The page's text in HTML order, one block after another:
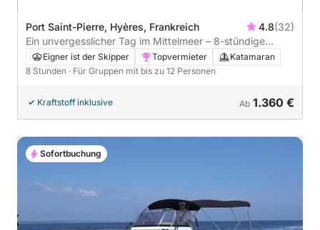
Port Saint-Pierre, Hyères, Frankreich 4.8(32)
Ein unvergesslicher Tag im Mittelmeer – 8-stündige
private Kreuzfahrt
Eigner ist der Skipper Topvermieter
Katamaran
8 Stunden · Für Gruppen mit bis zu 12 Personen
Kraftstoff inklusive Ab 1.360 €
Sofortbuchung